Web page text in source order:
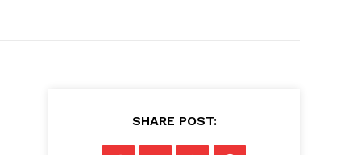
SHARE POST: